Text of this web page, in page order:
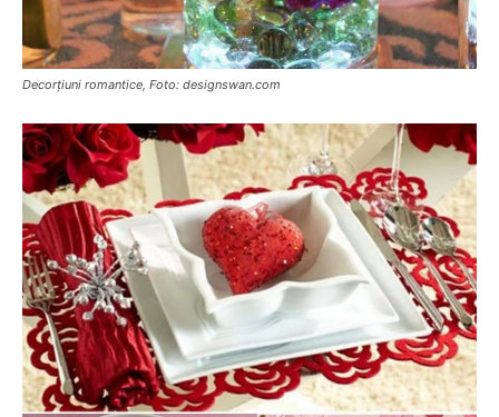
Decorțiuni romantice, Foto: designswan.com